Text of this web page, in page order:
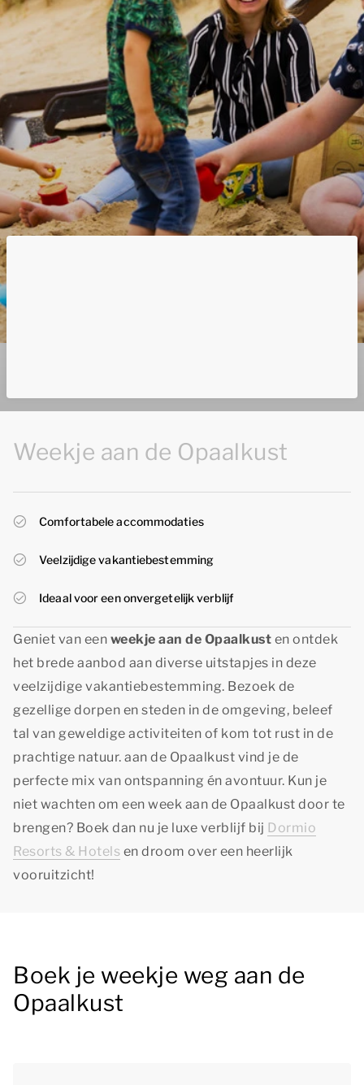
Weekje aan de Opaalkust
Comfortabele accommodaties
Veelzijdige vakantiebestemming
Ideaal voor een onvergetelijk verblijf
Geniet van een weekje aan de Opaalkust en ontdek
het brede aanbod aan diverse uitstapjes in deze
veelzijdige vakantiebestemming. Bezoek de
gezellige dorpen en steden in de omgeving, beleef
tal van geweldige activiteiten of kom tot rust in de
prachtige natuur. aan de Opaalkust vind je de
perfecte mix van ontspanning én avontuur. Kun je
niet wachten om een week aan de Opaalkust door te
brengen? Boek dan nu je luxe verblijf bij Dormio
Resorts & Hotels en droom over een heerlijk
vooruitzicht!
Boek je weekje weg aan de
Opaalkust